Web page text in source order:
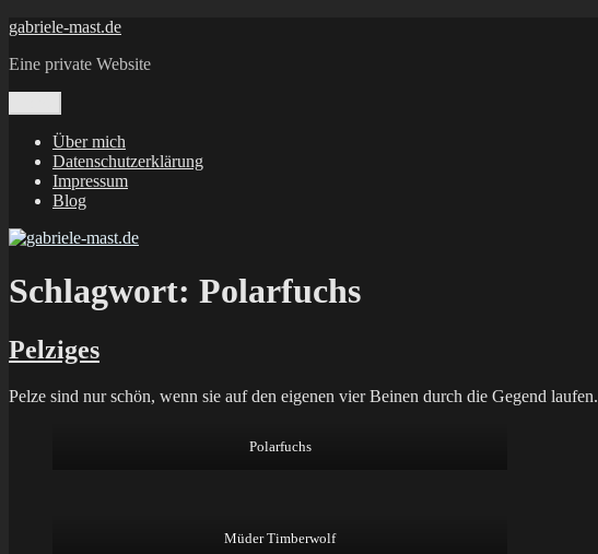
Zum
springen
gabriele-mast.de
Eine private Website
Über mich
Datenschutzerklärung
Impressum
Blog
Schlagwort: Polarfuchs
Pelziges
Pelze sind nur schön, wenn sie auf den eigenen vier Beinen durch die Gegend laufen.
Polarfuchs
Müder Timberwolf